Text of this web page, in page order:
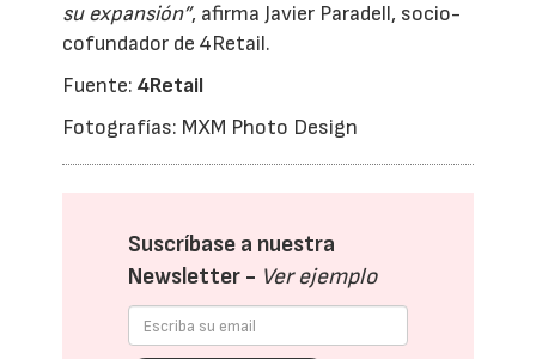
su expansión”, afirma Javier Paradell, socio-
cofundador de 4Retail.
Fuente:4Retail
Fotografías: MXM Photo Design
Suscríbase a nuestra
Newsletter - Ver ejemplo